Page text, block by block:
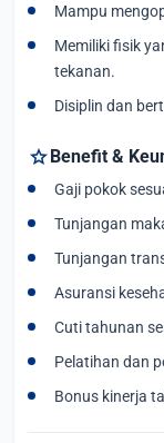
Mampu
Memiliki fisik
tekanan.
Disiplin dan
starBenefit &
Gaji pokok
Tunjangan
Tunjangan
Asuransi
Cuti tahunan
Pelatihan dan
Bonus kinerja